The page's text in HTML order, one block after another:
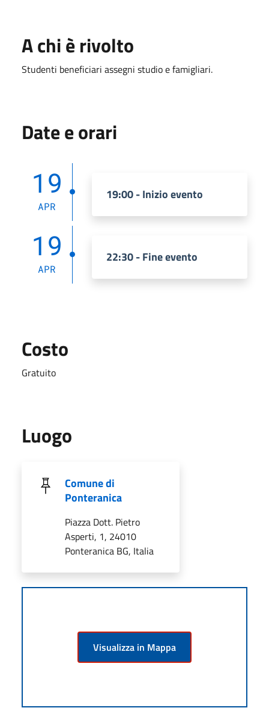
A chi è rivolto
Studenti beneficiari assegni studio e famigliari.
Date e orari
19
APR
19:00 - Inizio evento
19
APR
22:30 - Fine evento
Costo
Gratuito
Luogo
Comune di
Ponteranica
Piazza Dott. Pietro
Asperti, 1, 24010
Ponteranica BG, Italia
Visualizza in Mappa